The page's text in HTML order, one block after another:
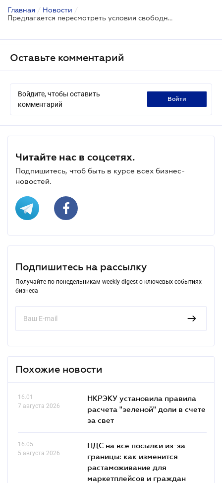
Главная / Новости /
Предлагается пересмотреть условия свободной торговли с ЕС
Оставьте комментарий
Войдите, чтобы оставить
комментарий
войти
Читайте нас в соцсетях.
Подпишитесь, чтоб быть в курсе всех бизнес-
новостей.
Подпишитесь на рассылку
Получайте по понедельникам weekly-digest о ключевых событиях
бизнеса
Похожие новости
16.01
7 августа 2026
НКРЭКУ установила правила
расчета "зеленой" доли в счете
за свет
16.05
5 августа 2026
НДС на все посылки из-за
границы: как изменится
растаможивание для
маркетплейсов и граждан